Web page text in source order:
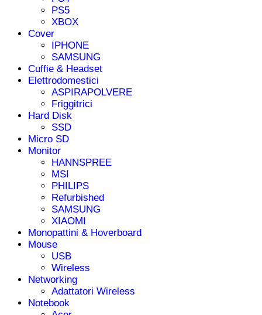
PS5
XBOX
Cover
IPHONE
SAMSUNG
Cuffie & Headset
Elettrodomestici
ASPIRAPOLVERE
Friggitrici
Hard Disk
SSD
Micro SD
Monitor
HANNSPREE
MSI
PHILIPS
Refurbished
SAMSUNG
XIAOMI
Monopattini & Hoverboard
Mouse
USB
Wireless
Networking
Adattatori Wireless
Notebook